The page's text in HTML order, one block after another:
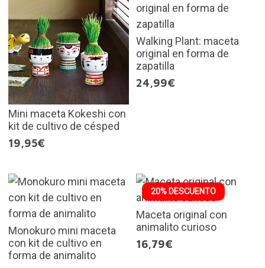
Mini maceta Kokeshi con
kit de cultivo de césped
19,95€
Walking Plant: maceta
original en forma de
zapatilla
24,99€
Monokuro mini maceta
con kit de cultivo en
forma de animalito
20% DESCUENTO
Maceta original con
animalito curioso
16,79€